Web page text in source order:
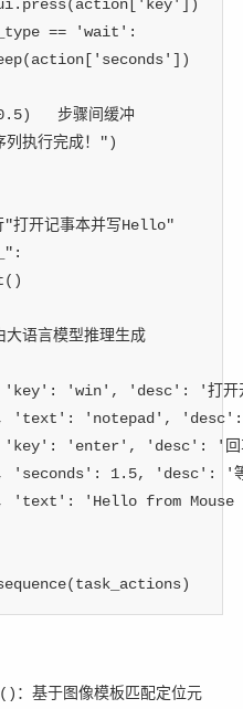
. press(action[ 'key' ] )
== 'wait' :
(action[ 'seconds' ] )
)
步骤间缓冲
执行完成！")
"打开记事本并写Hello"
:
( )
大语言模型推理生成
'key' : 'win' , 'desc' :
'打开
'text' : 'notepad' , 'desc' :
'key' : 'enter' , 'desc' :
'
'seconds' : 1.5, 'desc' :
'
'text' :
'Hello from
(task_actions)
：基于图像模板匹配定位元